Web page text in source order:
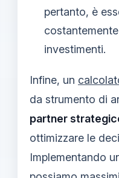
pertanto, è
investimenti.
Infine, un
da strumento di
partner
ottimizzare le
Implementando